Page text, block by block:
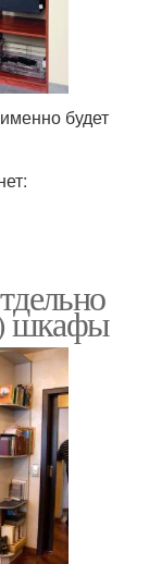
будет
шкафы